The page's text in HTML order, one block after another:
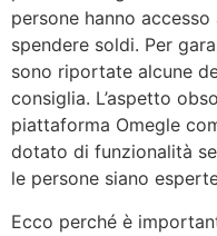
persone hanno
spendere soldi. Per
sono riportate alcune
consiglia. L’aspetto
piattaforma Omegle
dotato di funzionalità
le persone siano
Ecco perché è